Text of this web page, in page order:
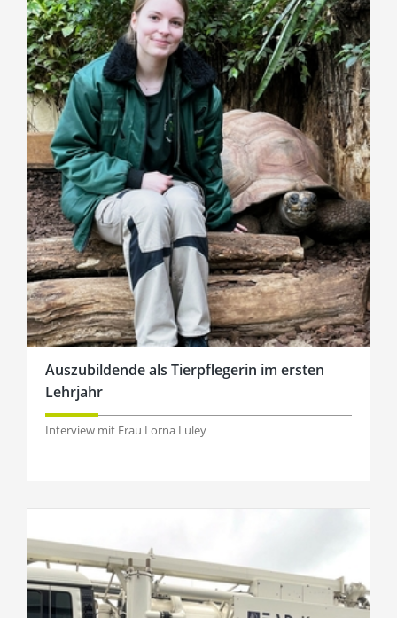
Auszubildende als Tierpflegerin im ersten
Lehrjahr
Interview mit Frau Lorna Luley